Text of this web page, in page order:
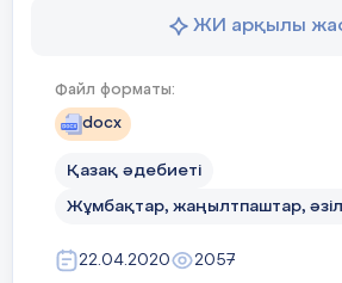
ЖИ арқылы
Файл форматы:
docx
Қазақ әдебиеті
Жұмбақтар, жаңылтпаштар,
22.04.2020 2057